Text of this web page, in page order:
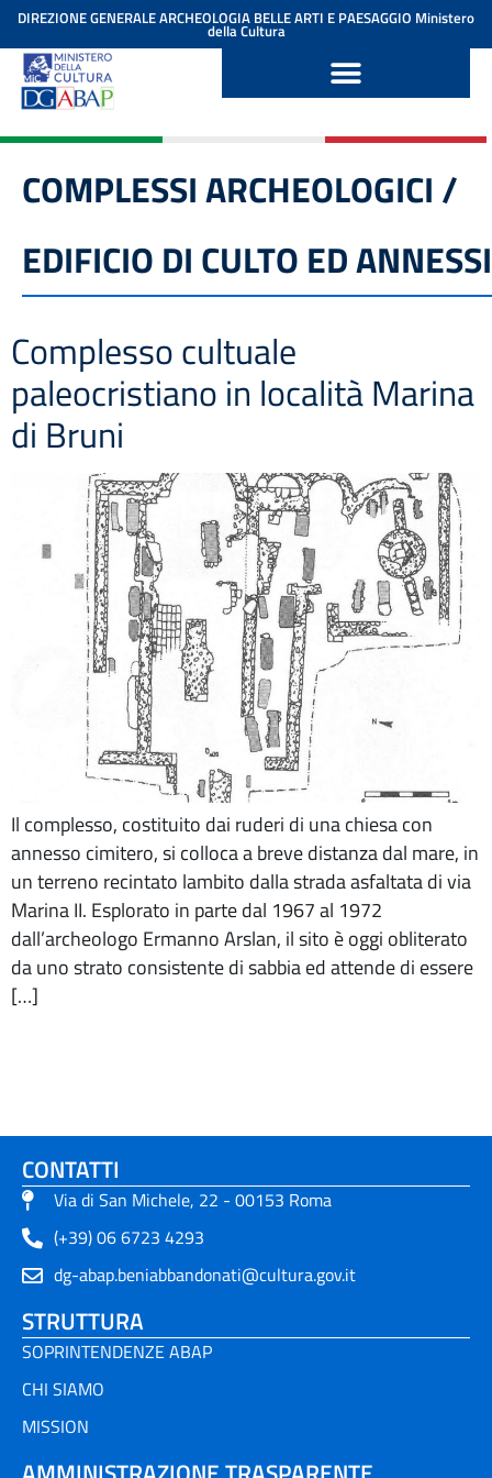
contenuto
DIREZIONE GENERALE ARCHEOLOGIA BELLE ARTI E PAESAGGIO Ministero
della Cultura
COMPLESSI ARCHEOLOGICI /
EDIFICIO DI CULTO ED ANNESSI
Complesso cultuale
paleocristiano in località Marina
di Bruni
Il complesso, costituito dai ruderi di una chiesa con
annesso cimitero, si colloca a breve distanza dal mare, in
un terreno recintato lambito dalla strada asfaltata di via
Marina II. Esplorato in parte dal 1967 al 1972
dall’archeologo Ermanno Arslan, il sito è oggi obliterato
da uno strato consistente di sabbia ed attende di essere
[…]
CONTATTI
Via di San Michele, 22 - 00153 Roma
(+39) 06 6723 4293
dg-abap.beniabbandonati@cultura.gov.it
STRUTTURA
SOPRINTENDENZE ABAP
CHI SIAMO
MISSION